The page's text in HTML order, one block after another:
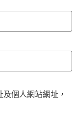
個人網站網址，